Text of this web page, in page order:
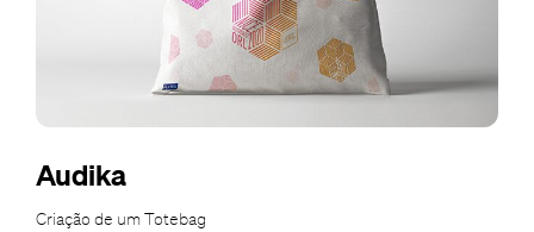
Audika
Criação de um Totebag